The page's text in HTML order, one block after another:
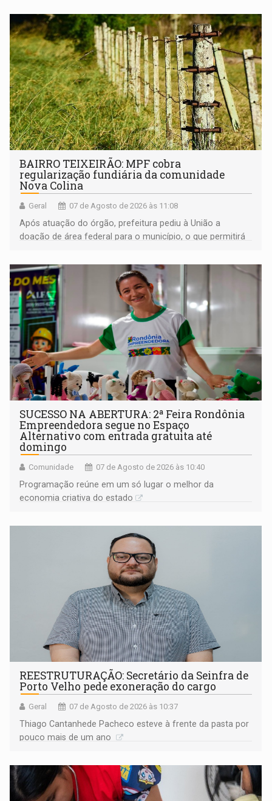
BAIRRO TEIXEIRÃO: MPF cobra
regularização fundiária da comunidade
Nova Colina
Geral 07 de Agosto de 2026 às 11:08
Após atuação do órgão, prefeitura pediu à União a
doação de área federal para o município, o que permitirá
SUCESSO NA ABERTURA: 2ª Feira Rondônia
Empreendedora segue no Espaço
Alternativo com entrada gratuita até
domingo
Comunidade 07 de Agosto de 2026 às 10:40
Programação reúne em um só lugar o melhor da
economia criativa do estado
REESTRUTURAÇÃO: Secretário da Seinfra de
Porto Velho pede exoneração do cargo
Geral 07 de Agosto de 2026 às 10:37
Thiago Cantanhede Pacheco esteve à frente da pasta por
pouco mais de um ano